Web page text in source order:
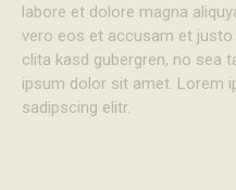
labore et dolore magna
vero eos et accusam et
clita kasd gubergren, no sea
ipsum dolor sit amet. Lorem
sadipscing elitr.